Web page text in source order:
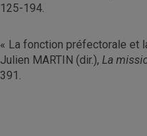
125-194.
« La fonction préfectorale et
Julien MARTIN (dir.), La
391.